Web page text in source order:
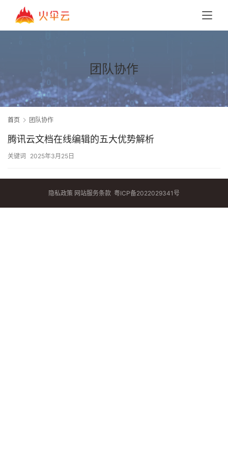
团队协作
首页 团队协作
腾讯云文档在线编辑的五大优势解析
关键词 2025年3月25日
隐私政策 网站服务条款 粤ICP备2022029341号